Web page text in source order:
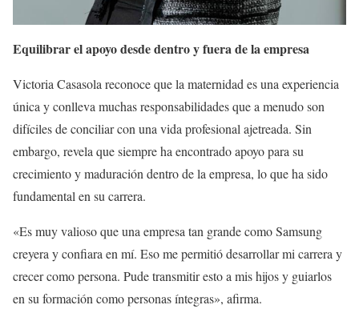
Equilibrar el apoyo desde dentro y fuera de la empresa
Victoria Casasola reconoce que la maternidad es una experiencia
única y conlleva muchas responsabilidades que a menudo son
difíciles de conciliar con una vida profesional ajetreada. Sin
embargo, revela que siempre ha encontrado apoyo para su
crecimiento y maduración dentro de la empresa, lo que ha sido
fundamental en su carrera.
«Es muy valioso que una empresa tan grande como Samsung
creyera y confiara en mí. Eso me permitió desarrollar mi carrera y
crecer como persona. Pude transmitir esto a mis hijos y guiarlos
en su formación como personas íntegras», afirma.